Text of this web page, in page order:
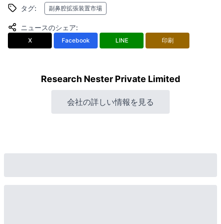
タグ: 副鼻腔拡張装置市場
ニュースのシェア:
X Facebook LINE 印刷
Research Nester Private Limited
会社の詳しい情報を見る